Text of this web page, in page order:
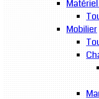
Mobilier